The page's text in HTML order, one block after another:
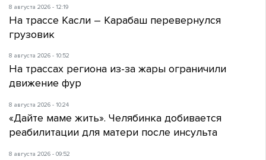
8 августа 2026 - 12:19
На трассе Касли – Карабаш перевернулся
грузовик
8 августа 2026 - 10:52
На трассах региона из-за жары ограничили
движение фур
8 августа 2026 - 10:24
«Дайте маме жить». Челябинка добивается
реабилитации для матери после инсульта
8 августа 2026 - 09:52